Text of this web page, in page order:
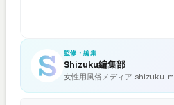
監修・編集
Shizuku編集部
女性用風俗メディア shizuku-